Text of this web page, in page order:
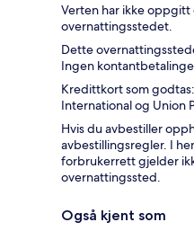
Verten har ikke oppgitt
overnattingsstedet.
Dette
Ingen
Kredittkort som
International og Union
Hvis du avbestiller
avbestillingsregler. I
forbrukerrett gjelder
overnattingssted.
Også kjent som